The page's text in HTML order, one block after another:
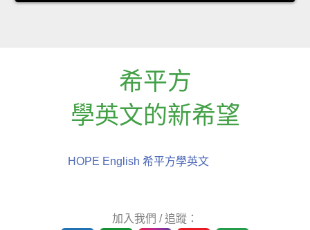
希平方
學英文的新希望
HOPE English 希平方學英文
加入我們 / 追蹤：